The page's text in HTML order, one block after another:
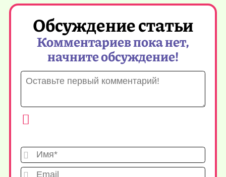
Обсуждение статьи
Комментариев пока нет,
начните обсуждение!
Имя*